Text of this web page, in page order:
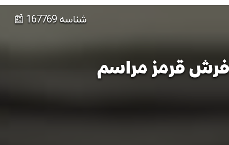
فرش قرمز مراسم
شناسه 167769 📰